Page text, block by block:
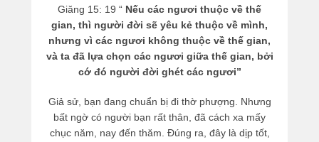
Giăng 15: 19 “ Nếu các ngươi thuộc về thế
gian, thì người đời sẽ yêu kẻ thuộc về mình,
nhưng vì các ngươi không thuộc về thế gian,
và ta đã lựa chọn các ngươi giữa thế gian, bởi
cớ đó người đời ghét các ngươi”
Giả sử, bạn đang chuẩn bị đi thờ phượng. Nhưng
bất ngờ có người bạn rất thân, đã cách xa mấy
chục năm, nay đến thăm. Đúng ra, đây là dịp tốt,